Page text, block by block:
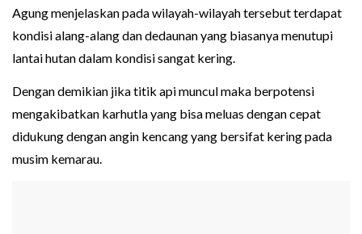
Agung menjelaskan pada wilayah-wilayah tersebut terdapat
kondisi alang-alang dan dedaunan yang biasanya menutupi
lantai hutan dalam kondisi sangat kering.
Dengan demikian jika titik api muncul maka berpotensi
mengakibatkan karhutla yang bisa meluas dengan cepat
didukung dengan angin kencang yang bersifat kering pada
musim kemarau.